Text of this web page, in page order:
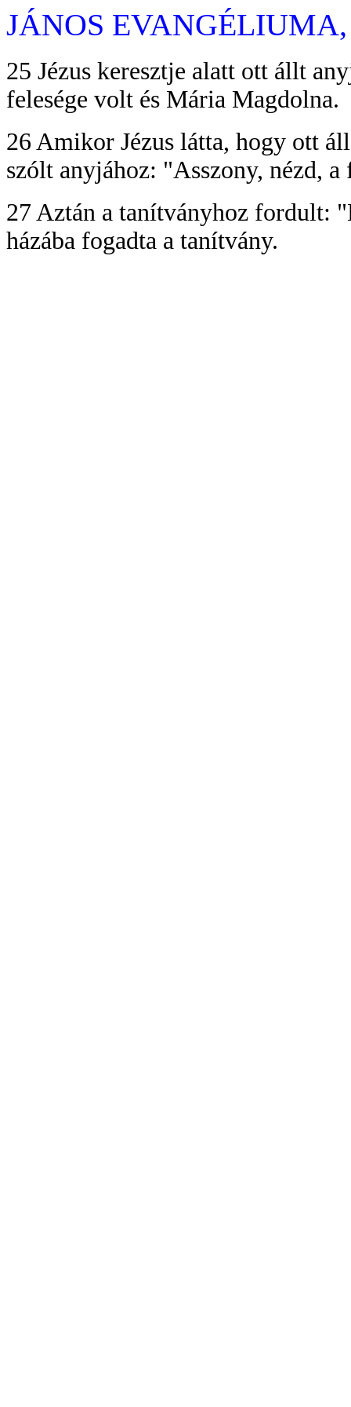
JÁNOS EVANGÉLIUMA,
25 Jézus keresztje alatt ott állt
felesége volt és Mária Magdolna.
26 Amikor Jézus látta, hogy ott
szólt anyjához: "Asszony, nézd,
27 Aztán a tanítványhoz fordult:
házába fogadta a tanítvány.